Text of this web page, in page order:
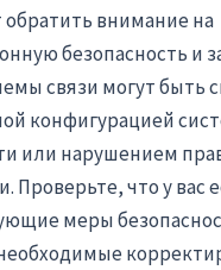
обратить внимание на
безопасность и
связи могут быть
конфигурацией
или нарушением
Проверьте, что у вас
меры